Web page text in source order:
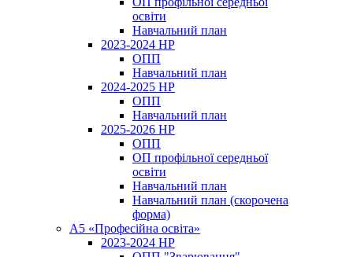
освіти
Навчальний план
2023-2024 НР
ОПП
Навчальний план
2024-2025 НР
ОПП
Навчальний план
2025-2026 НР
ОПП
ОП профільної середньої
освіти
Навчальний план
Навчальний план (скорочена
форма)
A5 «Професійна освіта»
2023-2024 НР